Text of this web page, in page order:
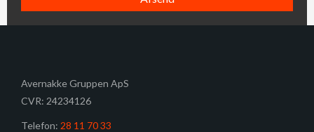
Avernakke Gruppen ApS
CVR: 24234126
​Telefon: 28 11 70 33